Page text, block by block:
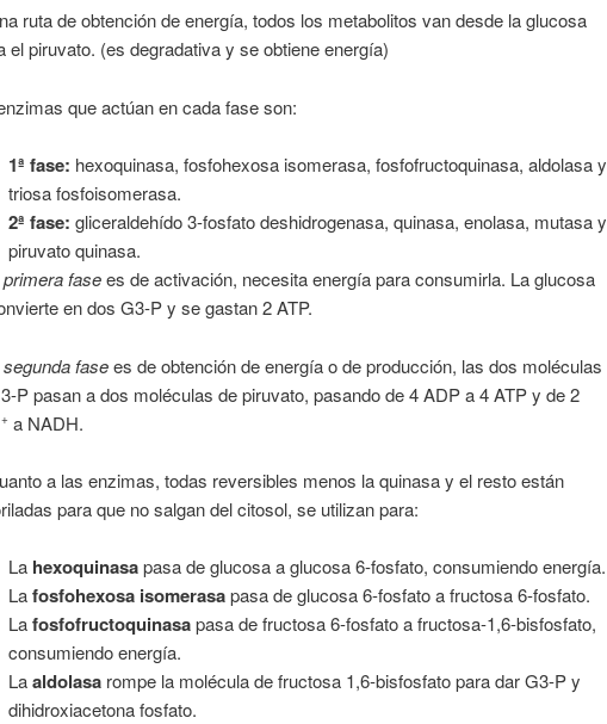
ruta de obtención de energía, todos los metabolitos van desde la glucosa
el piruvato. (es degradativa y se obtiene energía)
que actúan en cada fase son:
1ª fase: hexoquinasa, fosfohexosa isomerasa, fosfofructoquinasa, aldolasa y
triosa fosfoisomerasa.
2ª fase: gliceraldehído 3-fosfato deshidrogenasa, quinasa, enolasa, mutasa y
piruvato quinasa.
primera fasees de activación, necesita energía para consumirla. La glucosa
en dos G3-P y se gastan 2 ATP.
segunda fasees de obtención de energía o de producción, las dos moléculas
P pasan a dos moléculas de piruvato, pasando de 4 ADP a 4 ATP y de 2
+ a NADH.
a las enzimas, todas reversibles menos la quinasa y el resto están
para que no salgan del citosol, se utilizan para:
La hexoquinasapasa de glucosa a glucosa 6-fosfato, consumiendo energía.
Lafosfohexosa isomerasapasa de glucosa 6-fosfato a fructosa 6-fosfato.
Lafosfofructoquinasapasa de fructosa 6-fosfato a fructosa-1,6-bisfosfato,
consumiendo energía.
Laaldolasarompe la molécula de fructosa 1,6-bisfosfato para dar G3-P y
dihidroxiacetona fosfato.